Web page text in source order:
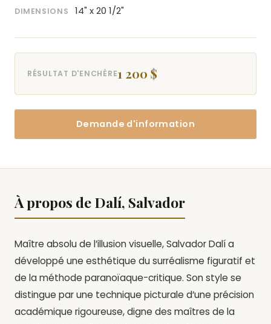
DIMENSIONS 14" x 20 1/2"
RÉSULTAT D'ENCHÈRE1 200 $
Demande d'information
À propos de Dalí, Salvador
Maître absolu de l’illusion visuelle, Salvador Dalí a
développé une esthétique du surréalisme figuratif et
de la méthode paranoïaque-critique. Son style se
distingue par une technique picturale d’une précision
académique rigoureuse, digne des maîtres de la